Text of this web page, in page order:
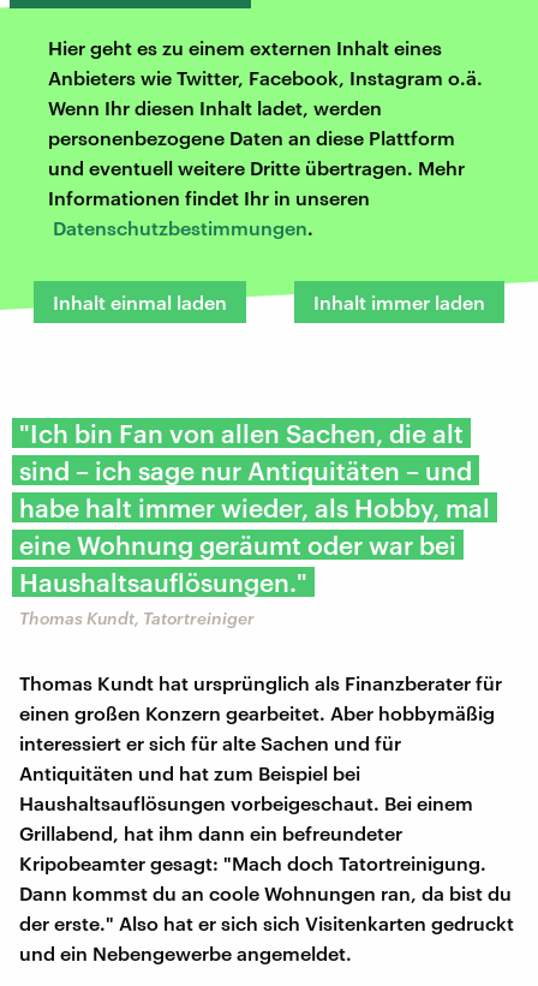
Hier geht es zu einem externen Inhalt eines
Anbieters wie Twitter, Facebook, Instagram o.ä.
Wenn Ihr diesen Inhalt ladet, werden
personenbezogene Daten an diese Plattform
und eventuell weitere Dritte übertragen. Mehr
Informationen findet Ihr in unseren
Datenschutzbestimmungen.
Inhalt einmal laden Inhalt immer laden
"Ich bin Fan von allen Sachen, die alt
sind – ich sage nur Antiquitäten – und
habe halt immer wieder, als Hobby, mal
eine Wohnung geräumt oder war bei
Haushaltsauflösungen."
Thomas Kundt, Tatortreiniger
Thomas Kundt hat ursprünglich als Finanzberater für
einen großen Konzern gearbeitet. Aber hobbymäßig
interessiert er sich für alte Sachen und für
Antiquitäten und hat zum Beispiel bei
Haushaltsauflösungen vorbeigeschaut. Bei einem
Grillabend, hat ihm dann ein befreundeter
Kripobeamter gesagt: "Mach doch Tatortreinigung.
Dann kommst du an coole Wohnungen ran, da bist du
der erste." Also hat er sich sich Visitenkarten gedruckt
und ein Nebengewerbe angemeldet.